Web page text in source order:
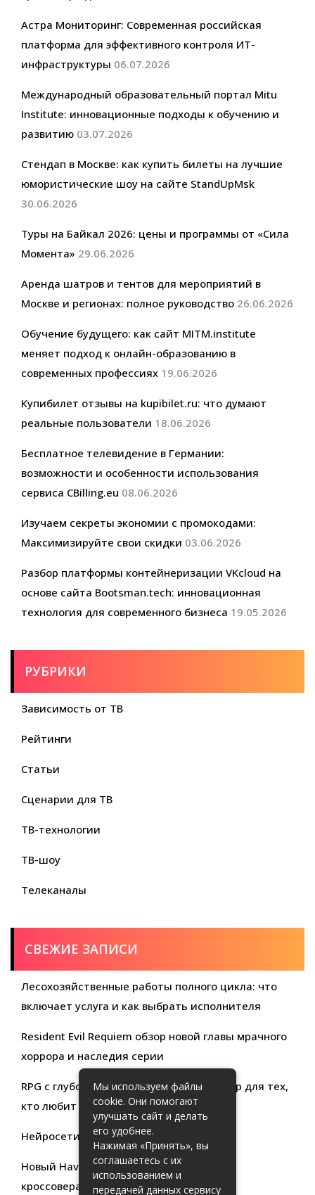
Астра Мониторинг: Современная российская
платформа для эффективного контроля ИТ-
инфраструктуры 06.07.2026
Международный образовательный портал Mitu
Institute: инновационные подходы к обучению и
развитию 03.07.2026
Стендап в Москве: как купить билеты на лучшие
юмористические шоу на сайте StandUpMsk
30.06.2026
Туры на Байкал 2026: цены и программы от «Сила
Момента» 29.06.2026
Аренда шатров и тентов для мероприятий в
Москве и регионах: полное руководство 26.06.2026
Обучение будущего: как сайт MITM.institute
меняет подход к онлайн-образованию в
современных профессиях 19.06.2026
Купибилет отзывы на kupibilet.ru: что думают
реальные пользователи 18.06.2026
Бесплатное телевидение в Германии:
возможности и особенности использования
сервиса CBilling.eu 08.06.2026
Изучаем секреты экономии с промокодами:
Максимизируйте свои скидки 03.06.2026
Разбор платформы контейнеризации VKcloud на
основе сайта Bootsman.tech: инновационная
технология для современного бизнеса 19.05.2026
РУБРИКИ
Зависимость от ТВ
Рейтинги
Статьи
Сценарии для ТВ
ТВ-технологии
ТВ-шоу
Телеканалы
СВЕЖИЕ ЗАПИСИ
Лесохозяйственные работы полного цикла: что
включает услуга и как выбрать исполнителя
Resident Evil Requiem обзор новой главы мрачного
хоррора и наследия серии
RPG с глубокой кастомизацией обзор игр для тех,
кто любит свободу выбора
Нейросети для продуктивности
Новый Haval Jolion: обзор современного
кроссовера для активной жизни
Мы используем файлы
cookie. Они помогают
улучшать сайт и делать
его удобнее.
Нажимая «Принять», вы
соглашаетесь с их
использованием и
передачей данных сервису